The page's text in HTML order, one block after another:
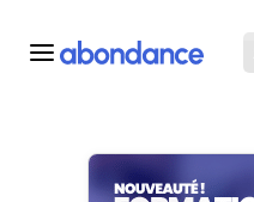
Toutes les actus
Actus SEO